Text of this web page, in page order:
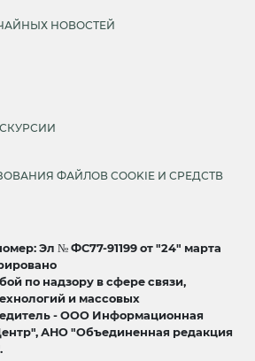
НОВОСТЕЙ
ФАЙЛОВ COOKIE И СРЕДСТВ
Эл № ФС77-91199 от "24" марта
по надзору в сфере связи,
и массовых
- ООО Информационная
АНО "Объединенная редакция